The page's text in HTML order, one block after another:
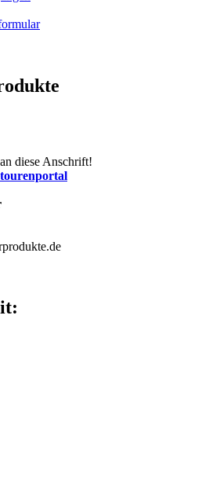
diese Anschrift!